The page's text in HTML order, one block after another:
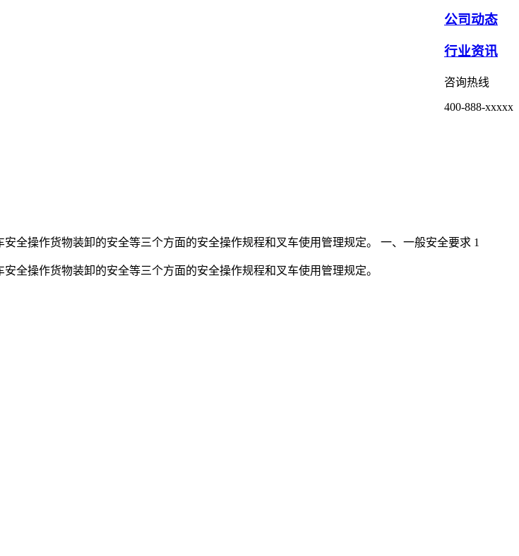
公司动态
行业资讯
咨询热线
400-888-xxxxx
全操作货物装卸的安全等三个方面的安全操作规程和叉车使用管理规定。 一、一般安全要求 1
全操作货物装卸的安全等三个方面的安全操作规程和叉车使用管理规定。